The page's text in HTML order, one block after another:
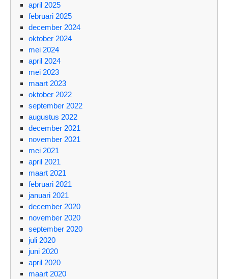
april 2025
februari 2025
december 2024
oktober 2024
mei 2024
april 2024
mei 2023
maart 2023
oktober 2022
september 2022
augustus 2022
december 2021
november 2021
mei 2021
april 2021
maart 2021
februari 2021
januari 2021
december 2020
november 2020
september 2020
juli 2020
juni 2020
april 2020
maart 2020